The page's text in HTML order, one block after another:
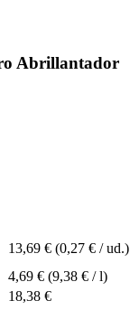
Abrillantador
13,69 € (0,27 € / ud.)
4,69 € (9,38 € / l)
18,38 €